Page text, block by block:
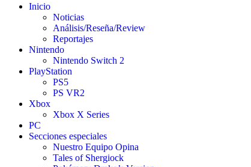
Inicio
Noticias
Análisis/Reseña/Review
Reportajes
Nintendo
Nintendo Switch 2
PlayStation
PS5
PS VR2
Xbox
Xbox X Series
PC
Secciones especiales
Nuestro Equipo Opina
Tales of Shergiock